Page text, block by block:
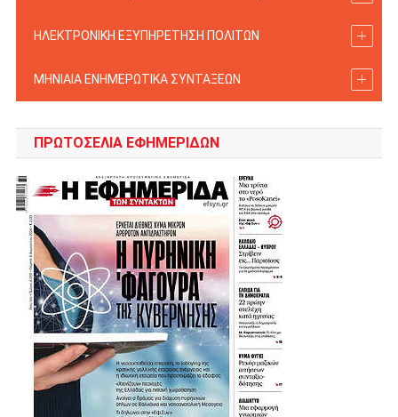
ΗΛΕΚΤΡΟΝΙΚΗ ΕΞΥΠΗΡΕΤΗΣΗ ΠΟΛΙΤΩΝ
ΜΗΝΙΑΙΑ ΕΝΗΜΕΡΩΤΙΚΑ ΣΥΝΤΑΞΕΩΝ
ΠΡΩΤΟΣΈΛΙΑ ΕΦΗΜΕΡΊΔΩΝ